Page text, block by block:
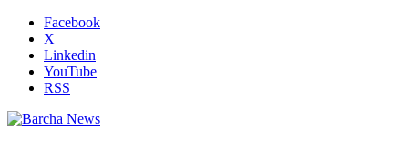
Facebook
X
Linkedin
YouTube
RSS